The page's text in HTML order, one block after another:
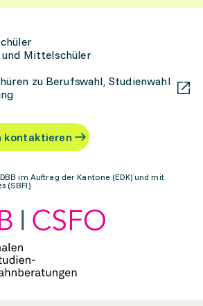
Mittelschüler
zu Berufswahl, Studienwahl
kontaktieren
im Auftrag der Kantone (EDK) und mit
(SBFI)